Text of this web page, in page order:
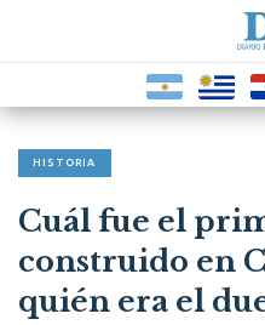
HISTORIA
Cuál fue el
construido en
quién era el